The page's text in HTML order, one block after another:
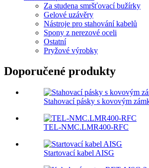
Za studena smršťovací bužírky
Gelové uzávěry
Nástroje pro stahování kabelů
Spony z nerezové oceli
Ostatní
Pryžové výrobky
Doporučené produkty
Stahovací pásky s kovovým
TEL-NMC.LMR400-RFC
Startovací kabel AISG